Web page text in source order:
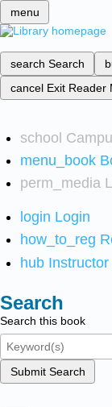
menu
search Search
cancel Exit Reader
school
menu_book
perm_media
login Login
how_to_reg
hub
Search
Search this book
Submit Search